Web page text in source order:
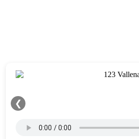
❮